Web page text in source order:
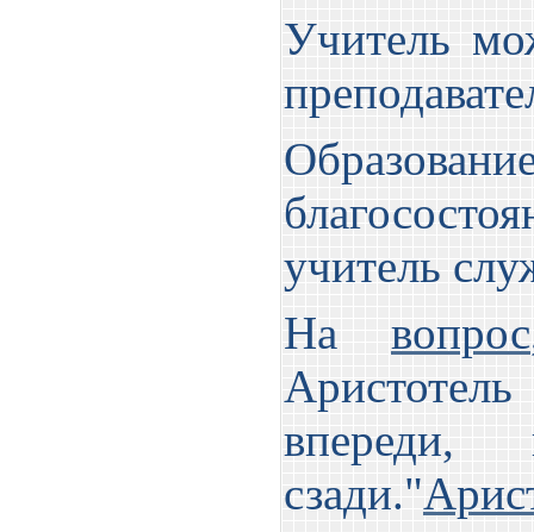
Учитель
учитель
На вопрос
сзади."